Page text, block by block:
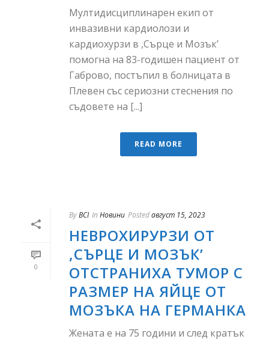
Мултидисциплинарен екип от
инвазивни кардиолози и
кардиохурзи в ,Сърце и Мозък’
помогна на 83-годишен пациент от
Габрово, постъпил в болницата в
Плевен със сериозни стеснения по
съдовете на [...]
READ MORE
0
ByBCI In Новини Postedавгуст 15, 2023
НЕВРОХИРУРЗИ ОТ
,СЪРЦЕ И МОЗЪК’
ОТСТРАНИХА ТУМОР С
РАЗМЕР НА ЯЙЦЕ ОТ
МОЗЪКА НА ГЕРМАНКА
Жената е на 75 години и след кратък